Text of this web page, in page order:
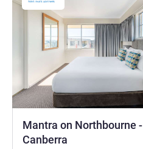
Mantra on Northbourne -
Canberra